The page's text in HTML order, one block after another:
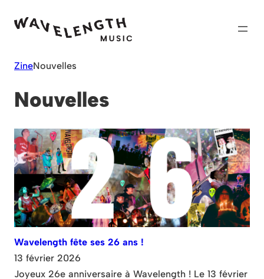
ZineNouvelles
Nouvelles
Wavelength fête ses 26 ans !
13 février 2026
Joyeux 26e anniversaire à Wavelength ! Le 13 février